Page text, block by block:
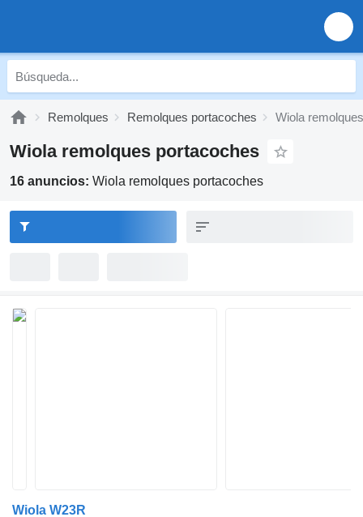
Remolques Remolques portacoches Wiola
Wiola remolques portacoches
16 anuncios: Wiola remolques portacoches
Wiola W23R